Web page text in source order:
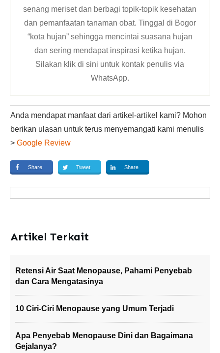
senang meriset dan berbagi topik-topik kesehatan
dan pemanfaatan tanaman obat. Tinggal di Bogor
“kota hujan” sehingga mencintai suasana hujan
dan sering mendapat inspirasi ketika hujan.
Silakan klikdi sini untuk kontak penulis via
WhatsApp.
Anda mendapat manfaat dari artikel-artikel kami? Mohon
berikan ulasan untuk terus menyemangati kami menulis
> Google Review
Share Tweet Share
Artikel Terkait
Retensi Air Saat Menopause, Pahami Penyebab
dan Cara Mengatasinya
10 Ciri-Ciri Menopause yang Umum Terjadi
Apa Penyebab Menopause Dini dan Bagaimana
Gejalanya?